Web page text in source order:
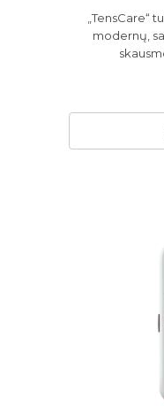
„TensCare“
modernų,